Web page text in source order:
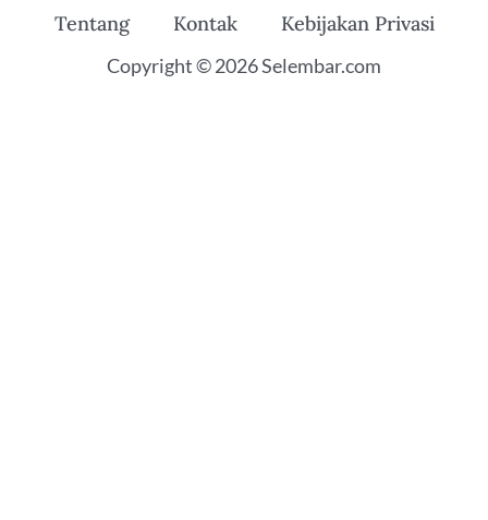
Tentang Kontak Kebijakan Privasi
Copyright © 2026 Selembar.com